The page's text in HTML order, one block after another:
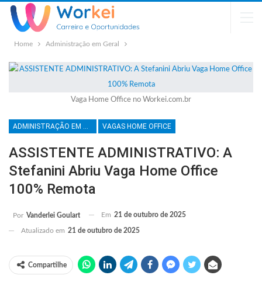
Home Administração em Geral
Vaga Home Office no Workei.com.br
ADMINISTRAÇÃO EM GERAL VAGAS HOME OFFICE
ASSISTENTE ADMINISTRATIVO: A
Stefanini Abriu Vaga Home Office
100% Remota
Por Vanderlei Goulart Em 21 de outubro de 2025
Atualizado em 21 de outubro de 2025
Compartilhe